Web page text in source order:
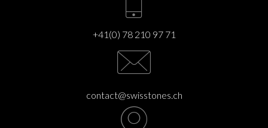
+41(0) 78 210 97 71
contact@swisstones.ch